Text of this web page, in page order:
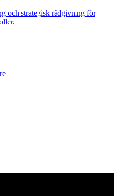
och strategisk rådgivning för